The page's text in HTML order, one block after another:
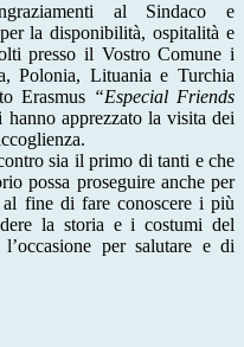
al Sindaco e
la disponibilità, ospitalità e
presso il Vostro Comune i
Polonia, Lituania e Turchia
Erasmus “Especial Friends
hanno apprezzato la visita dei
sia il primo di tanti e che
possa proseguire anche per
fine di fare conoscere i più
la storia e i costumi del
per salutare e di